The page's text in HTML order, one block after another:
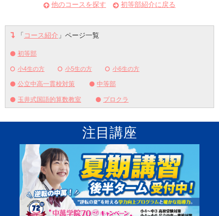
他のコースを探す 初等部紹介に戻る
「 コース紹介 」ページ一覧
初等部
小4生の方 小5生の方 小6生の方
公立中高一貫校対策 中等部
玉井式国語的算数教室 プロクラ
注目講座